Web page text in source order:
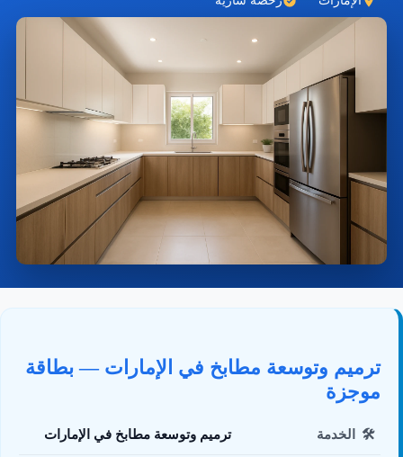
ترميم وتوسعة مطابخ في الإمارات — بطاقة
موجزة
🛠️ الخدمة ترميم وتوسعة مطابخ في الإمارات